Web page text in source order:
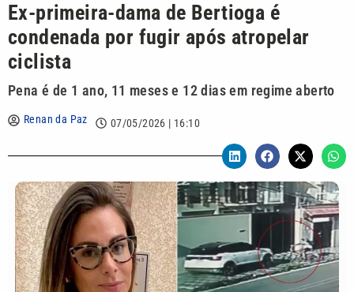
Ex-primeira-dama de Bertioga é
condenada por fugir após atropelar
ciclista
Pena é de 1 ano, 11 meses e 12 dias em regime aberto
Renan da Paz 07/05/2026 | 16:10